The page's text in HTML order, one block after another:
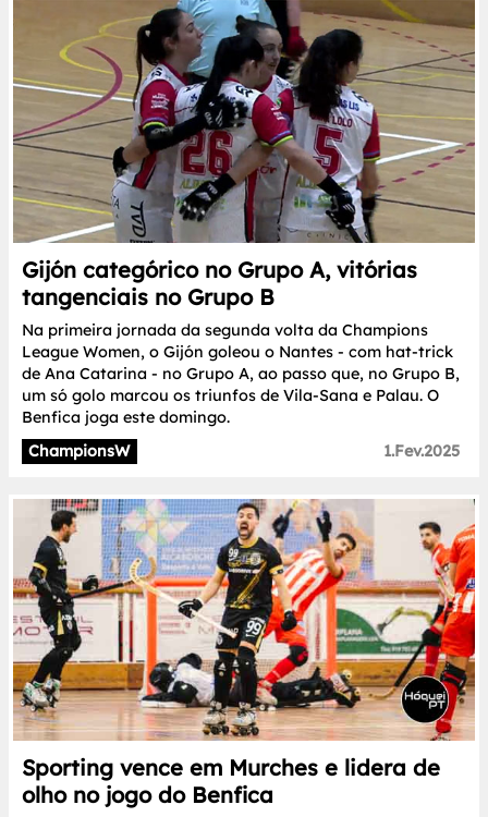
Gijón categórico no Grupo A, vitórias
tangenciais no Grupo B
Na primeira jornada da segunda volta da Champions
League Women, o Gijón goleou o Nantes - com hat-trick
de Ana Catarina - no Grupo A, ao passo que, no Grupo B,
um só golo marcou os triunfos de Vila-Sana e Palau. O
Benfica joga este domingo.
ChampionsW
1.Fev.2025
Sporting vence em Murches e lidera de
olho no jogo do Benfica